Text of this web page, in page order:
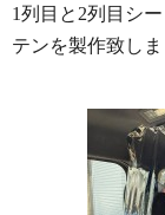
1列目と2列目シ
テンを製作致し